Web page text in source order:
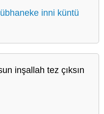
inni küntü
inşallah tez çıksın